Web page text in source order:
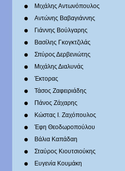
Μιχάλης Αντωνόπουλος
Αντώνης Βαβαγιάννης
Γιάννης Βούλγαρης
Βασίλης Γκογκτζιλάς
Σπύρος Δερβενιώτης
Mιχάλης Διαλυνάς
Έκτορας
Τάσος Ζαφειριάδης
Πάνος Ζάχαρης
Κώστας Ι. Ζαχόπουλoς
Έφη Θεοδωροπούλου
Βάλια Καπάδαη
Σταύρος Κιουτσιούκης
Ευγενία Κουμάκη